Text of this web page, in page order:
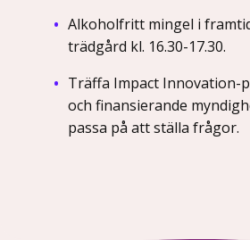
Alkoholfritt mingel i
trädgård kl. 16.30-17.30.
Träffa Impact Innovation-
och finansierande
passa på att ställa frågor.